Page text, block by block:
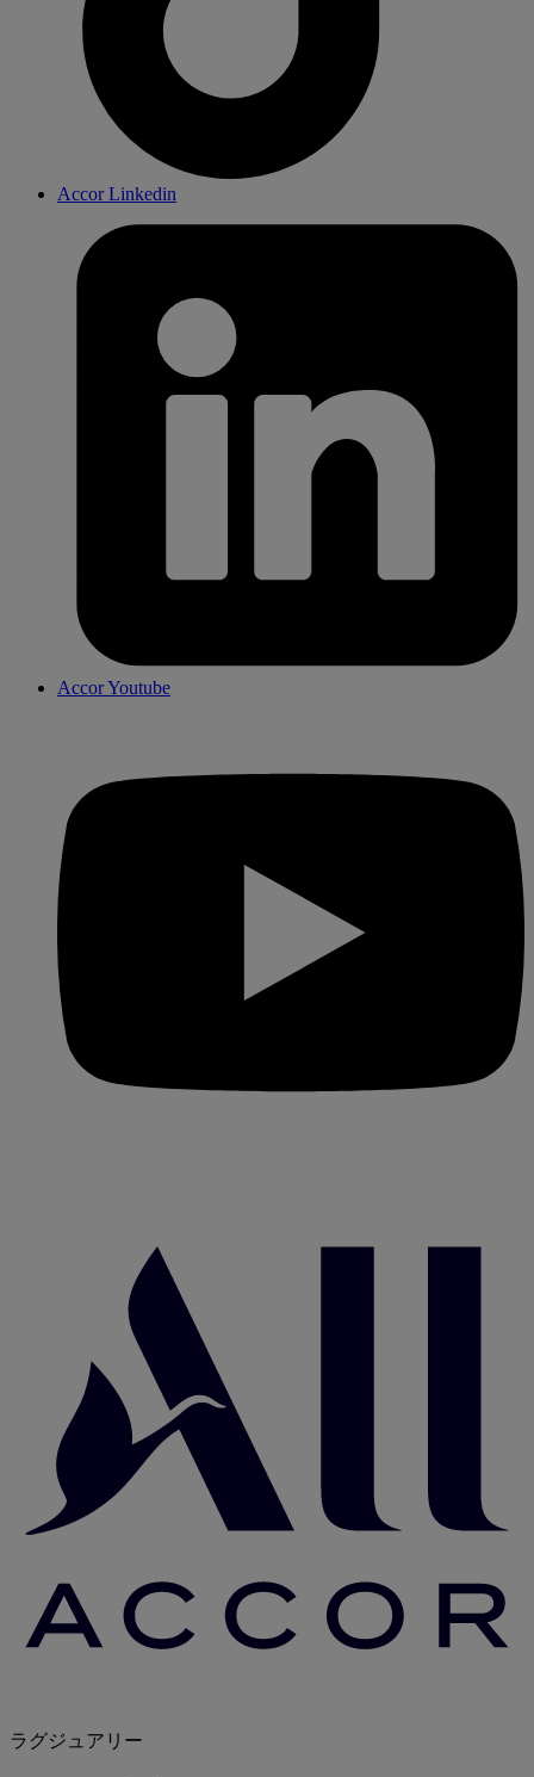
Accor Linkedin
Accor Youtube
ラグジュアリー